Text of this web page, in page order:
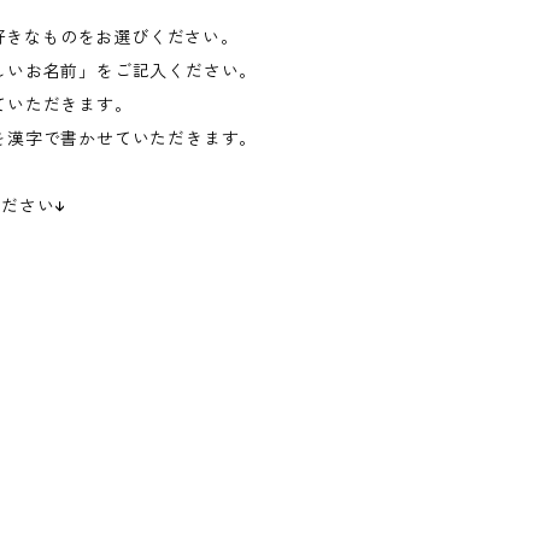
なものをお選びください。
お名前」をご記入ください。
ただきます。
字で書かせていただきます。
さい↓